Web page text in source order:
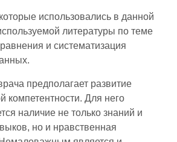
использовались в данной
литературы по теме
и систематизация
предполагает развитие
компетентности. Для него
наличие не только знаний и
но и нравственная